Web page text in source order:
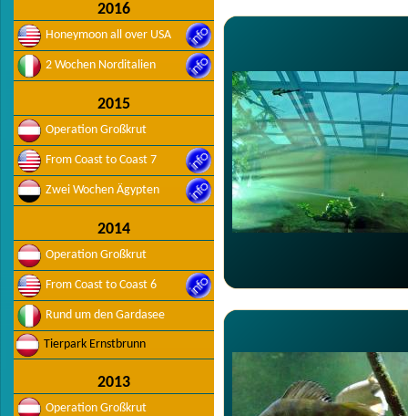
2016
Honeymoon all over USA
2 Wochen Norditalien
2015
Operation Großkrut
From Coast to Coast 7
Zwei Wochen Ägypten
2014
Operation Großkrut
From Coast to Coast 6
Rund um den Gardasee
Tierpark Ernstbrunn
2013
Operation Großkrut